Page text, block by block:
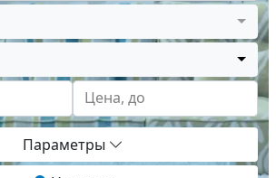
Цена, до
Параметры